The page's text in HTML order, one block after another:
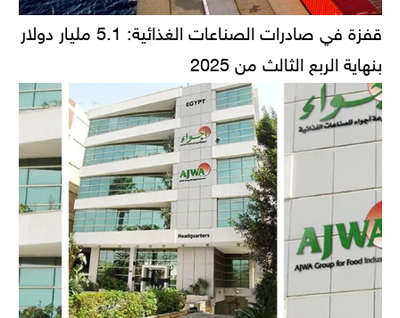
قفزة في صادرات الصناعات الغذائية: 5.1 مليار دولار
بنهاية الربع الثالث من 2025